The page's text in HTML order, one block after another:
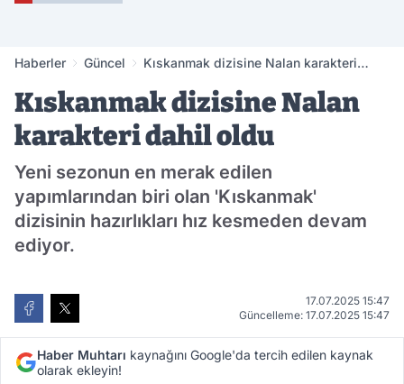
Haberler Güncel
Kıskanmak dizisine Nalan karakteri
Kıskanmak dizisine Nalan
karakteri dahil oldu
Yeni sezonun en merak edilen
yapımlarından biri olan 'Kıskanmak'
dizisinin hazırlıkları hız kesmeden devam
ediyor.
17.07.2025 15:47
Güncelleme: 17.07.2025 15:47
Haber Muhtarı kaynağını Google'da tercih edilen kaynak
olarak ekleyin!